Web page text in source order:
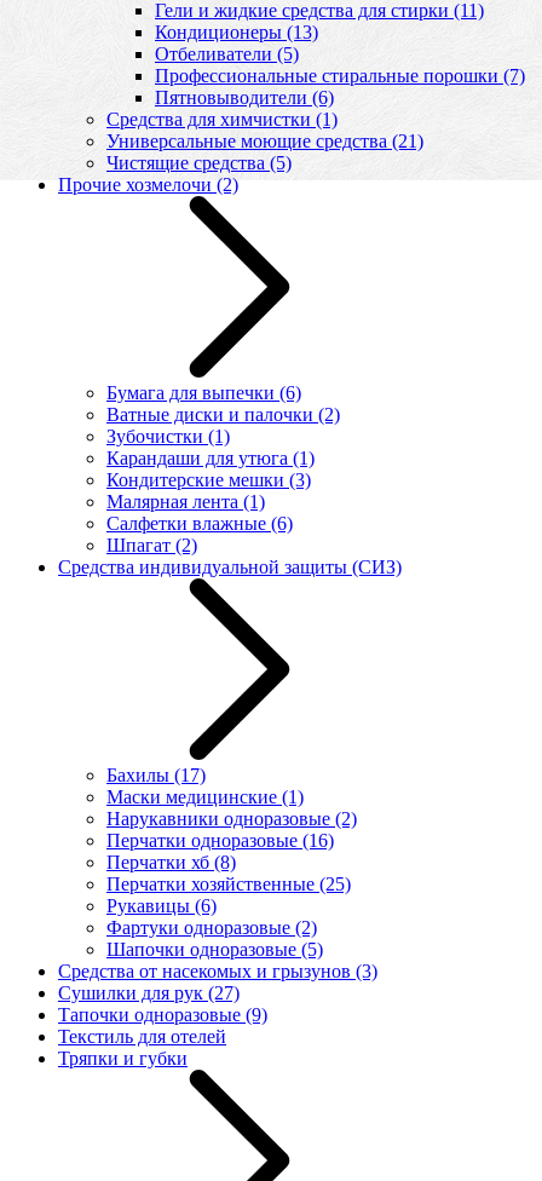
Гели и жидкие средства для стирки (11)
Кондиционеры (13)
Отбеливатели (5)
Профессиональные стиральные порошки (7)
Пятновыводители (6)
Средства для химчистки (1)
Универсальные моющие средства (21)
Чистящие средства (5)
Прочие хозмелочи (2)
Бумага для выпечки (6)
Ватные диски и палочки (2)
Зубочистки (1)
Карандаши для утюга (1)
Кондитерские мешки (3)
Малярная лента (1)
Салфетки влажные (6)
Шпагат (2)
Средства индивидуальной защиты (СИЗ)
Бахилы (17)
Маски медицинские (1)
Нарукавники одноразовые (2)
Перчатки одноразовые (16)
Перчатки хб (8)
Перчатки хозяйственные (25)
Рукавицы (6)
Фартуки одноразовые (2)
Шапочки одноразовые (5)
Средства от насекомых и грызунов (3)
Сушилки для рук (27)
Тапочки одноразовые (9)
Текстиль для отелей
Тряпки и губки